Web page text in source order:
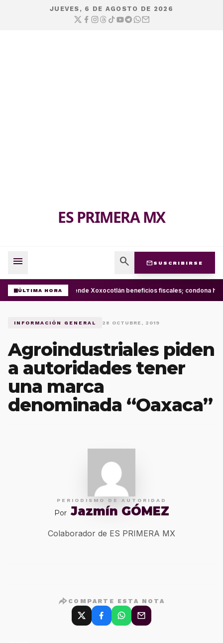
JUEVES, 6 DE AGOSTO DE 2026
ES PRIMERA MX
menu search mail SUSCRIBIRSE
ÚLTIMA HORA Extiende Xoxocotlán beneficios fiscales; condona
INFORMACIÓN GENERAL 28 OCTUBRE, 2019
Agroindustriales piden
a autoridades tener
una marca
denominada “Oaxaca”
PERIODISMO DE AUTORIDAD
Por Jazmín GÓMEZ
Colaborador de ES PRIMERA MX
COMPARTE ESTA NOTA